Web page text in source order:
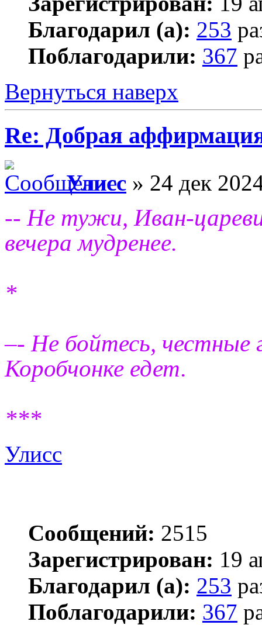
Благодарил (а): 253
Поблагодарили: 367
Вернуться наверх
Re: Добрая
Улисс » 24 дек
-- Не тужи, Иван-
вечера мудренее.
*
–- Не бойтесь, честные
Коробчонке едет.
***
Улисс
Сообщений: 2515
Зарегистрирован: 19
Благодарил (а): 253
Поблагодарили: 367